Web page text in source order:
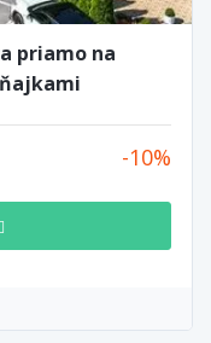
priamo na
10